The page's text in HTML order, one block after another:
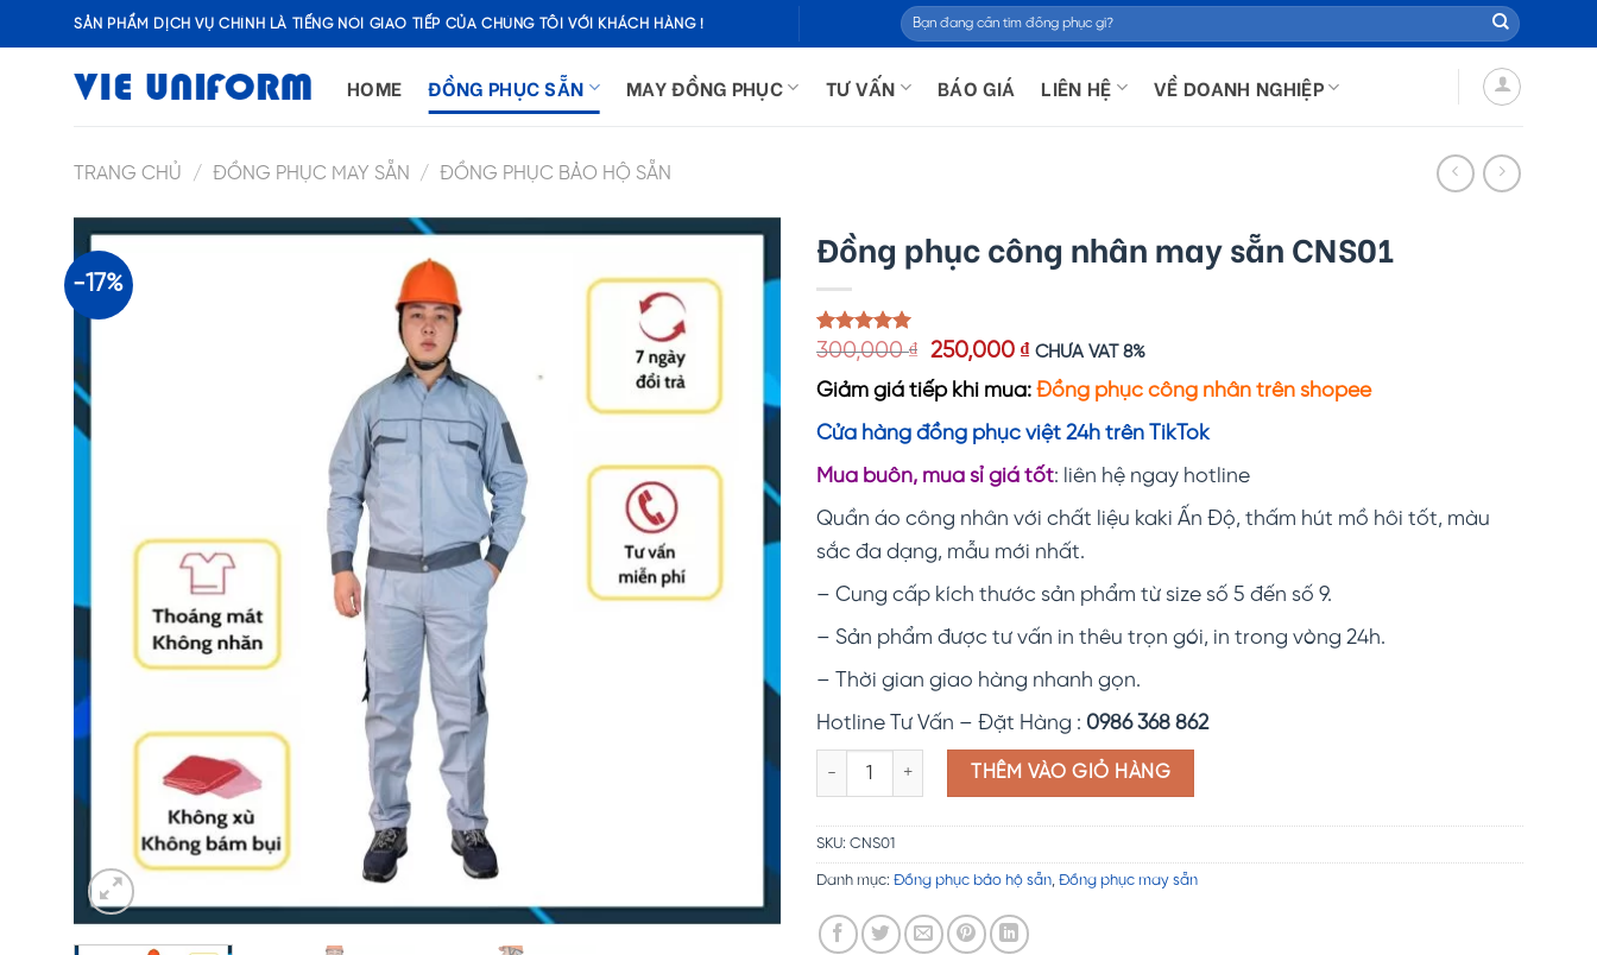
to
SẢN PHẨM DỊCH VỤ CHÍNH LÀ TIẾNG NÓI GIAO TIẾP CỦA CHÚNG TÔI VỚI KHÁCH HÀNG !
Tìm
kiếm:
HOME ĐỒNG PHỤC SẴN MAY ĐỒNG PHỤC TƯ VẤN BÁO GIÁ LIÊN HỆ VỀ DOANH NGHIỆP
TRANG CHỦ / ĐỒNG PHỤC MAY SẴN / ĐỒNG PHỤC BẢO HỘ SẴN
-17%
Đồng phục công nhân may sẵn CNS01
5.00trên 5
dựa trên
1
đánh giá
300,000₫
Giá
là:
300,000 ₫.
250,000 ₫Giá
tại
là:
250,000 ₫.
CHƯA VAT 8%
Giảm giá tiếp khi mua: Đồng phục công nhân trên shopee
Cửa hàng đồng phục việt 24h trên TikTok
Mua buôn, mua sỉ giá tốt: liên hệ ngay hotline
Quần áo công nhân với chất liệu kaki Ấn Độ, thấm hút mồ hôi tốt, màu
sắc đa dạng, mẫu mới nhất.
– Cung cấp kích thước sản phẩm từ size số 5 đến số 9.
– Sản phẩm được tư vấn in thêu trọn gói, in trong vòng 24h.
– Thời gian giao hàng nhanh gọn.
Hotline Tư Vấn – Đặt Hàng : 0986 368 862
Đồng phục công nhân may sẵn CNS01 số lượng
THÊM VÀO GIỎ HÀNG
SKU: CNS01
Danh mục: Đồng phục bảo hộ sẵn, Đồng phục may sẵn